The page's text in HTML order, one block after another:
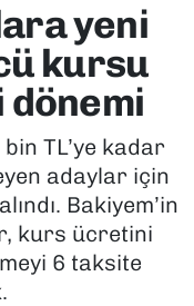
yeni
kursu
TL’ye kadar
adaylar için
Bakiyem’in
kurs ücretini
6 taksite